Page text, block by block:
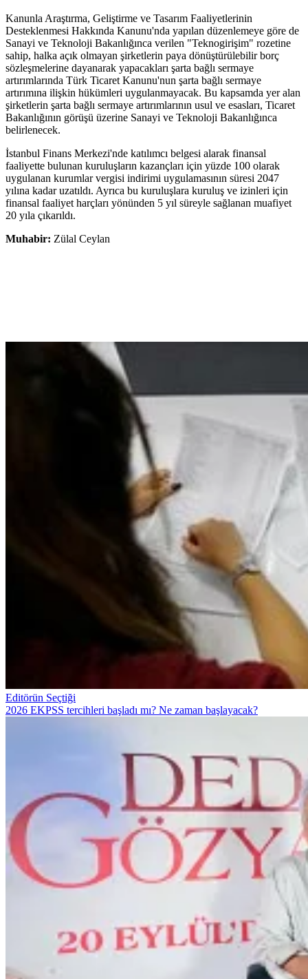
Kanunla Araştırma, Geliştirme ve Tasarım Faaliyetlerinin
Desteklenmesi Hakkında Kanunu'nda yapılan düzenlemeye göre de
Sanayi ve Teknoloji Bakanlığınca verilen "Teknogirişim" rozetine
sahip, halka açık olmayan şirketlerin paya dönüştürülebilir borç
sözleşmelerine dayanarak yapacakları şarta bağlı sermaye
artırımlarında Türk Ticaret Kanunu'nun şarta bağlı sermaye
artırımına ilişkin hükümleri uygulanmayacak. Bu kapsamda yer alan
şirketlerin şarta bağlı sermaye artırımlarının usul ve esasları, Ticaret
Bakanlığının görüşü üzerine Sanayi ve Teknoloji Bakanlığınca
belirlenecek.
İstanbul Finans Merkezi'nde katılımcı belgesi alarak finansal
faaliyette bulunan kuruluşların kazançları için yüzde 100 olarak
uygulanan kurumlar vergisi indirimi uygulamasının süresi 2047
yılına kadar uzatıldı. Ayrıca bu kuruluşlara kuruluş ve izinleri için
finansal faaliyet harçları yönünden 5 yıl süreyle sağlanan muafiyet
20 yıla çıkarıldı.
Muhabir: Zülal Ceylan
Editörün Seçtiği
2026 EKPSS tercihleri başladı mı? Ne zaman başlayacak?